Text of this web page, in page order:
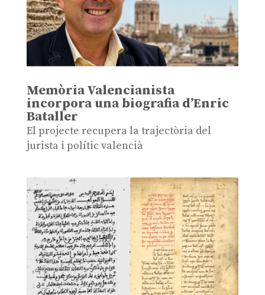
Memòria Valencianista
incorpora una biografia d’Enric
Bataller
El projecte recupera la trajectòria del
jurista i polític valencià